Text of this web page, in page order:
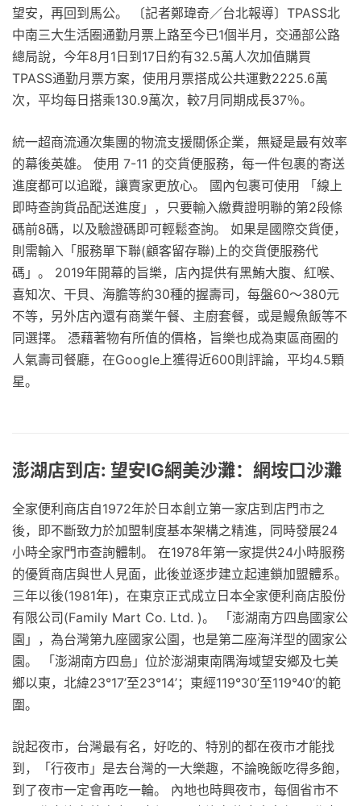
望安，再回到馬公。 〔記者鄭瑋奇／台北報導〕TPASS北
中南三大生活圈通勤月票上路至今已1個半月，交通部公路
總局說，今年8月1日到17日約有32.5萬人次加值購買
TPASS通勤月票方案，使用月票搭成公共運數2225.6萬
次，平均每日搭乘130.9萬次，較7月同期成長37％。
統一超商流通次集團的物流支援關係企業，無疑是最有效率
的幕後英雄。 使用 7-11 的交貨便服務，每一件包裹的寄送
進度都可以追蹤，讓賣家更放心。 國內包裹可使用 「線上
即時查詢貨品配送進度」，只要輸入繳費證明聯的第2段條
碼前8碼，以及驗證碼即可輕鬆查詢。 如果是國際交貨便，
則需輸入「服務單下聯(顧客留存聯)上的交貨便服務代
碼」。 2019年開幕的旨樂，店內提供有黑鮪大腹、紅喉、
喜知次、干貝、海膽等約30種的握壽司，每盤60～380元
不等，另外店內還有商業午餐、主廚套餐，或是鰻魚飯等不
同選擇。 憑藉著物有所值的價格，旨樂也成為東區商圈的
人氣壽司餐廳，在Google上獲得近600則評論，平均4.5顆
星。
澎湖店到店: 望安IG網美沙灘：網垵口沙灘
全家便利商店自1972年於日本創立第一家店到店門市之
後，即不斷致力於加盟制度基本架構之精進，同時發展24
小時全家門市查詢體制。 在1978年第一家提供24小時服務
的優質商店與世人見面，此後並逐步建立起連鎖加盟體系。
三年以後(1981年)，在東京正式成立日本全家便利商店股份
有限公司(Family Mart Co. Ltd. )。 「澎湖南方四島國家公
園」，為台灣第九座國家公園，也是第二座海洋型的國家公
園。 「澎湖南方四島」位於澎湖東南隅海域望安鄉及七美
鄉以東，北緯23°17’至23°14’；東經119°30’至119°40’的範
圍。
說起夜市，台灣最有名，好吃的、特別的都在夜市才能找
到，「行夜市」是去台灣的一大樂趣，不論晚飯吃得多飽，
到了夜市一定會再吃一輪。 內地也時興夜市，每個省市不